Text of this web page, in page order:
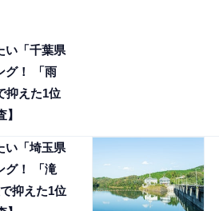
い「千葉県
グ！ 「雨
抑えた1位
い「埼玉県
グ！ 「滝
抑えた1位